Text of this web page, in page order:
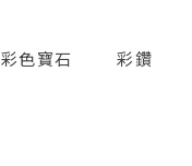
彩色寶石 彩鑽